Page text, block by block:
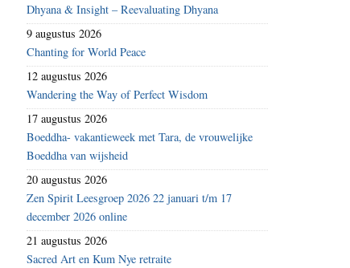
Dhyana & Insight – Reevaluating Dhyana
9 augustus 2026
Chanting for World Peace
12 augustus 2026
Wandering the Way of Perfect Wisdom
17 augustus 2026
Boeddha- vakantieweek met Tara, de vrouwelijke
Boeddha van wijsheid
20 augustus 2026
Zen Spirit Leesgroep 2026 22 januari t/m 17
december 2026 online
21 augustus 2026
Sacred Art en Kum Nye retraite